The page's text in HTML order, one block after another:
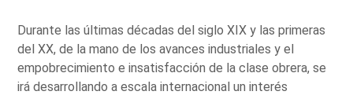
Durante las últimas décadas del siglo XIX y las primeras
del XX, de la mano de los avances industriales y el
empobrecimiento e insatisfacción de la clase obrera, se
irá desarrollando a escala internacional un interés